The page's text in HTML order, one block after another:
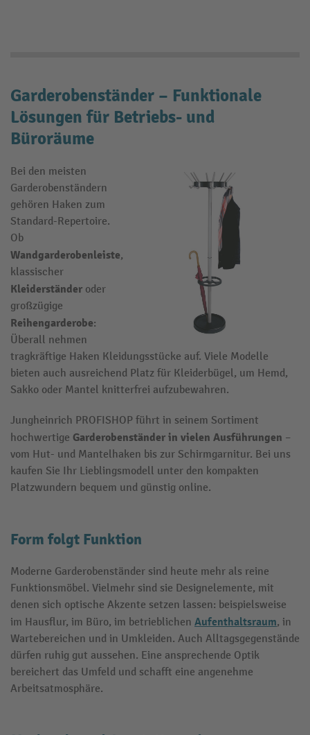
Garderobenständer – Funktionale
Lösungen für Betriebs- und
Büroräume
Bei den meisten
Garderobenständern
gehören Haken zum
Standard-Repertoire.
Ob
Wandgarderobenleiste,
klassischer
Kleiderständer oder
großzügige
Reihengarderobe:
Überall nehmen
tragkräftige Haken Kleidungsstücke auf. Viele Modelle
bieten auch ausreichend Platz für Kleiderbügel, um Hemd,
Sakko oder Mantel knitterfrei aufzubewahren.
Jungheinrich PROFISHOP führt in seinem Sortiment
hochwertige Garderobenständer in vielen Ausführungen –
vom Hut- und Mantelhaken bis zur Schirmgarnitur. Bei uns
kaufen Sie Ihr Lieblingsmodell unter den kompakten
Platzwundern bequem und günstig online.
Form folgt Funktion
Moderne Garderobenständer sind heute mehr als reine
Funktionsmöbel. Vielmehr sind sie Designelemente, mit
denen sich optische Akzente setzen lassen: beispielsweise
im Hausflur, im Büro, im betrieblichen Aufenthaltsraum, in
Wartebereichen und in Umkleiden. Auch Alltagsgegenstände
dürfen ruhig gut aussehen. Eine ansprechende Optik
bereichert das Umfeld und schafft eine angenehme
Arbeitsatmosphäre.